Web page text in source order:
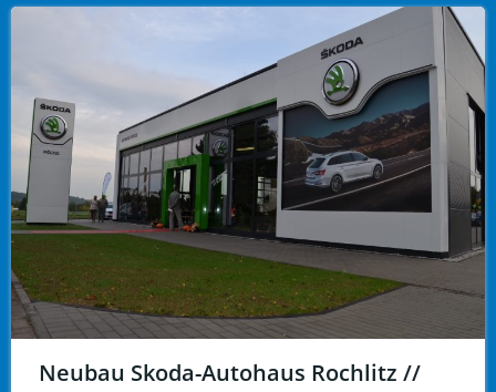
Neubau Skoda-Autohaus Rochlitz //